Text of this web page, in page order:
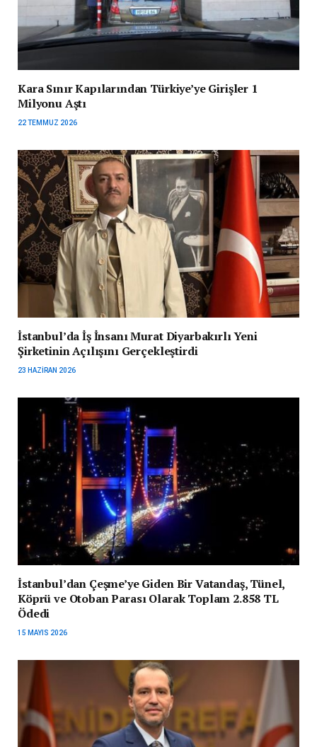
Kara Sınır Kapılarından Türkiye’ye Girişler 1
Milyonu Aştı
22 TEMMUZ 2026
İstanbul’da İş İnsanı Murat Diyarbakırlı Yeni
Şirketinin Açılışını Gerçekleştirdi
23 HAZIRAN 2026
İstanbul’dan Çeşme’ye Giden Bir Vatandaş, Tünel,
Köprü ve Otoban Parası Olarak Toplam 2.858 TL
Ödedi
15 MAYIS 2026